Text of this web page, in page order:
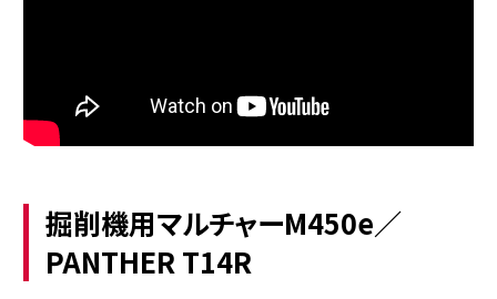
掘削機用マルチャーM450e／
PANTHER T14R